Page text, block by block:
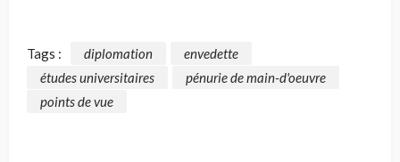
Tags : diplomation
envedette
études universitaires
pénurie de main-d'oeuvre
points de vue